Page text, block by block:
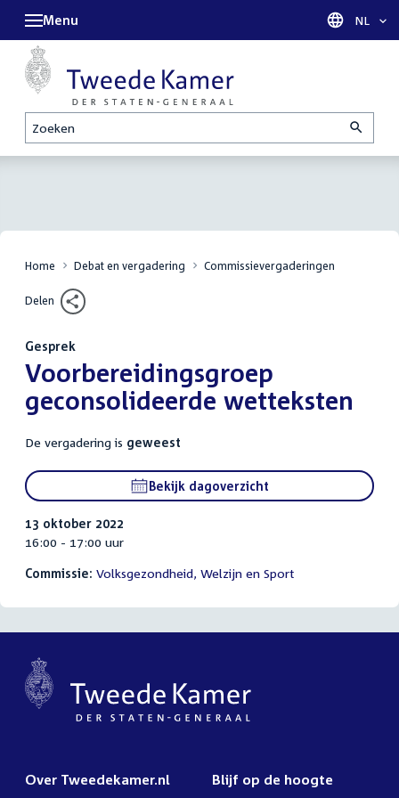
Zoeken
Menu Taal
NL
Home Debat en vergadering Commissievergaderingen
Delen
Gesprek
:Voorbereidingsgroep
geconsolideerde wetteksten
De vergadering is geweest
Bekijk dagoverzicht
13 oktober 2022
16:00 - 17:00 uur
Commissie: Volksgezondheid, Welzijn en Sport
Over Tweedekamer.nl Blijf op de hoogte